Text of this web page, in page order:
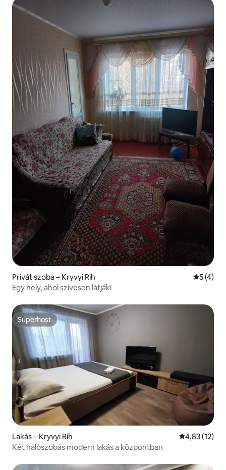
Privát szoba – Kryvyi Rih Átlagos
5 (4)
Egy hely, ahol szívesen látják!
Superhost
Superhost
Lakás – Kryvyi Rih Átlagos
4,83 (12)
Két hálószobás modern lakás a központban